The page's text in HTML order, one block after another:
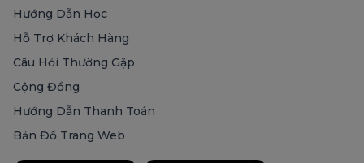
Hướng Dẫn Học
Hỗ Trợ Khách Hàng
Câu Hỏi Thường Gặp
Cộng Đồng
Hướng Dẫn Thanh Toán
Bản Đồ Trang Web